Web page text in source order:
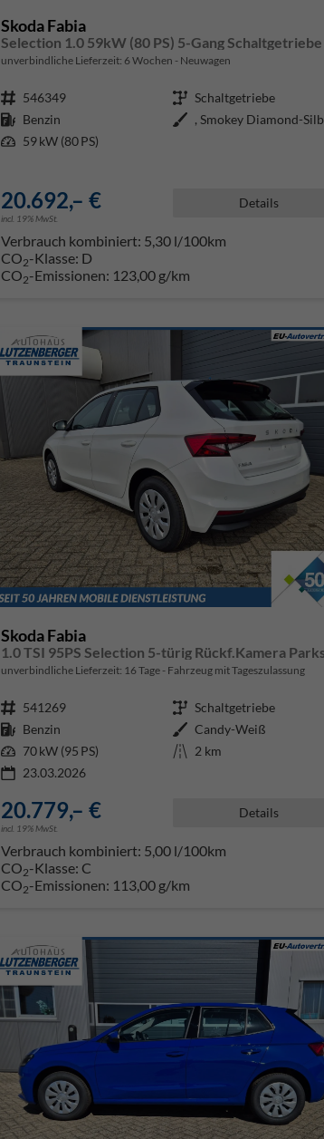
Skoda Fabia
Selection 1.0 59kW (80 PS) 5-Gang Schaltgetriebe
unverbindliche Lieferzeit: 6 Wochen Neuwagen
Fahrzeugnr. 546349 Getriebe Schaltgetriebe
Kraftstoff Benzin Außenfarbe
Leistung 59 kW (80 PS)
20.692,– €
incl. 19% MwSt.
Details
Verbrauch kombiniert: 5,30 l/100km
CO2-Klasse: D
CO2-Emissionen: 123,00 g/km
Skoda Fabia
unverbindliche Lieferzeit: 16 Tage Fahrzeug mit Tageszulassung
Fahrzeugnr. 541269 Getriebe Schaltgetriebe
Kraftstoff Benzin Außenfarbe Candy-Weiß
Leistung 70 kW (95 PS) Kilometerstand 2 km
23.03.2026
20.779,– €
incl. 19% MwSt.
Details
Verbrauch kombiniert: 5,00 l/100km
CO2-Klasse: C
CO2-Emissionen: 113,00 g/km